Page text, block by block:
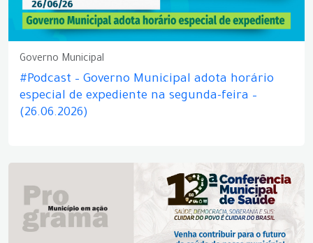
Governo Municipal
#Podcast – Governo Municipal adota horário
especial de expediente na segunda-feira –
(26.06.2026)